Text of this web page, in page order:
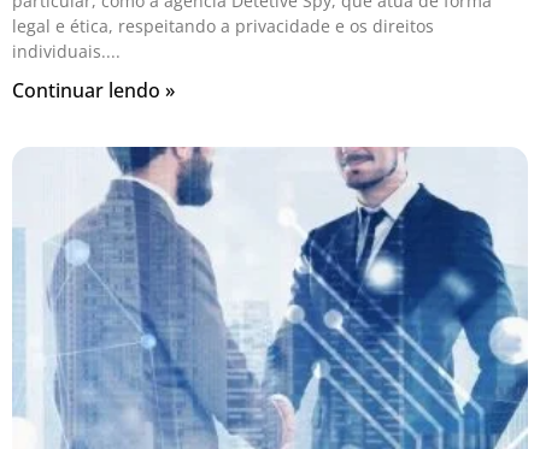
legal e ética, respeitando a privacidade e os direitos
individuais.
Continuar lendo »